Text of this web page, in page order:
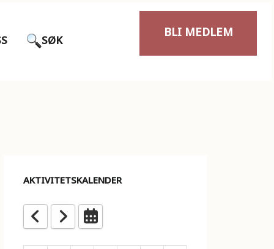
SØK
BLI MEDLEM
AKTIVITETSKALENDER